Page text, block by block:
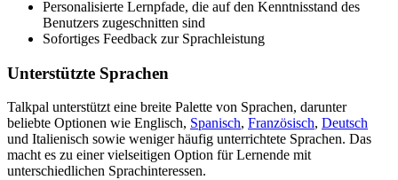
Personalisierte Lernpfade, die auf den Kenntnisstand des
Benutzers zugeschnitten sind
Sofortiges Feedback zur Sprachleistung
Unterstützte Sprachen
Talkpal unterstützt eine breite Palette von Sprachen, darunter
beliebte Optionen wie Englisch, Spanisch, Französisch, Deutsch
und Italienisch sowie weniger häufig unterrichtete Sprachen. Das
macht es zu einer vielseitigen Option für Lernende mit
unterschiedlichen Sprachinteressen.